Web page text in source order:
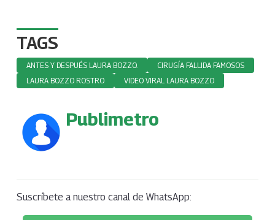
TAGS
ANTES Y DESPUÉS LAURA BOZZO.
CIRUGÍA FALLIDA FAMOSOS
LAURA BOZZO ROSTRO
VIDEO VIRAL LAURA BOZZO
Publimetro
Suscríbete a nuestro canal de WhatsApp: